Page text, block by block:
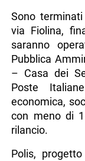
Sono
via Fiolina,
saranno
Pubblica
– Casa dei
Poste
economica,
con meno di
rilancio.
Polis,